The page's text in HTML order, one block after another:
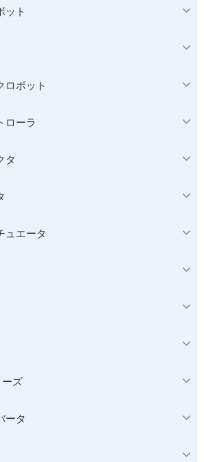
ット
ロボット
ローラ
タ
ュエータ
ーズ
ータ